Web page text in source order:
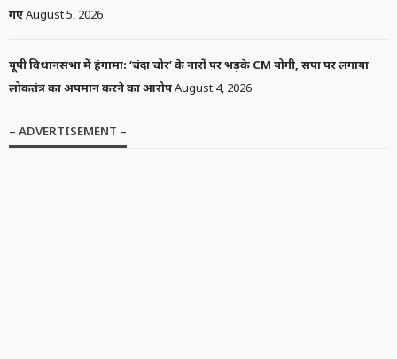
गएAugust 5, 2026
यूपी विधानसभा में हंगामा: ‘चंदा चोर’ के नारों पर भड़के CM योगी, सपा पर लगाया
लोकतंत्र का अपमान करने का आरोपAugust 4, 2026
– ADVERTISEMENT –